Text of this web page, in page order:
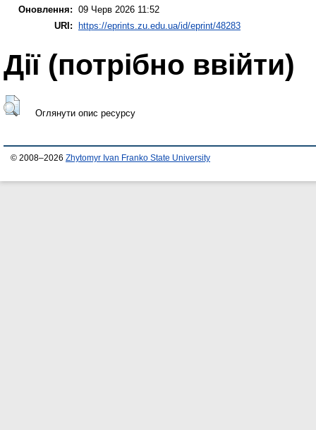
Оновлення: 09 Черв 2026 11:52
URI:
https://eprints.zu.edu.ua/id/eprint/48283
Дії ​​(потрібно ввійти)
Оглянути опис ресурсу
© 2008–2026 Zhytomyr Ivan Franko State University